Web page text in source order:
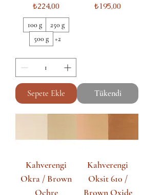
Fiyat
₺224,00
100 g
250 g
500 g
+2
Sepete Ekle
Fiyat
₺195,00
Tükendi
Kahverengi
Okra / Brown
Ochre
Kahverengi
Oksit 610 /
Brown Oxide